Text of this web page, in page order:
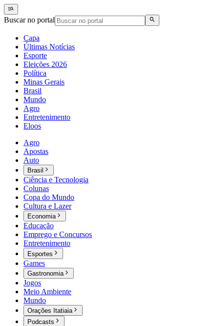
Buscar no portal
Capa
Últimas Notícias
Esporte
Eleições 2026
Política
Minas Gerais
Brasil
Mundo
Agro
Entretenimento
Eloos
Agro
Apostas
Auto
Brasil
Ciência e Tecnologia
Colunas
Copa do Mundo
Cultura e Lazer
Economia
Educação
Emprego e Concursos
Entretenimento
Esportes
Games
Gastronomia
Jogos
Meio Ambiente
Mundo
Orações Itatiaia
Podcasts